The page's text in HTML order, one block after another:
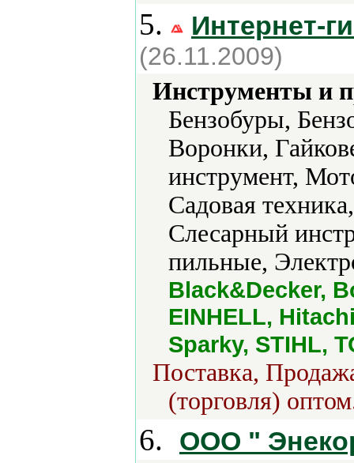
5. Интернет-
(26.11.2009)
Инструменты и
Бензобуры,
Воронки,
инструмент,
Садовая
Слесарный
пильные,
Black&Decker,
EINHELL,
Sparky, STIHL,
Поставка,
(торговля)
6. OOO "